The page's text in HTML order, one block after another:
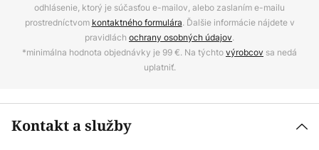
odhlásenie, ktorý je súčasťou e-mailov, alebo zaslaním e-mailu
prostredníctvom kontaktného formulára. Ďalšie informácie nájdete v
pravidlách ochrany osobných údajov.
*minimálna hodnota objednávky je 99 €. Na týchtovýrobcov sa nedá
uplatniť.
Kontakt a služby